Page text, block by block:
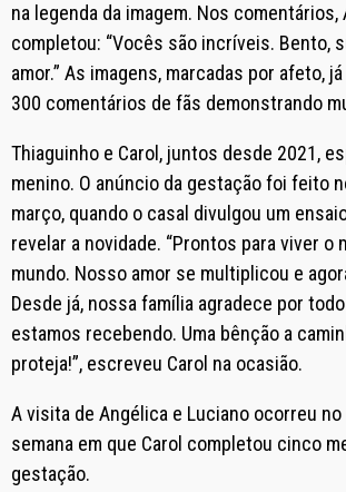
na legenda da imagem. Nos comentários,
completou: “Vocês são incríveis. Bento,
amor.” As imagens, marcadas por afeto,
300 comentários de fãs demonstrando
Thiaguinho e Carol, juntos desde 2021,
menino. O anúncio da gestação foi feito
março, quando o casal divulgou um
revelar a novidade. “Prontos para viver o
mundo. Nosso amor se multiplicou e
Desde já, nossa família agradece por
estamos recebendo. Uma bênção a
proteja!”, escreveu Carol na ocasião.
A visita de Angélica e Luciano ocorreu
semana em que Carol completou cinco
gestação.